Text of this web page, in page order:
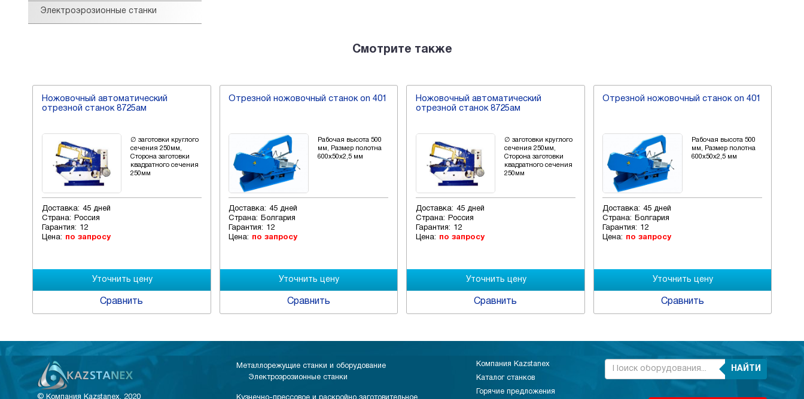
Электроэрозионные станки
Смотрите также
Ножовочный автоматический
отрезной станок 8725ам
∅ заготовки круглого
сечения 250мм,
Сторона заготовки
квадратного сечения
250мм
Доставка: 45 дней
Страна:
Россия
Гарантия: 12
Цена: по запросу
Сравнить
Отрезной ножовочный станок on 401
Рабочая высота 500
мм, Размер полотна
600x50x2,5 мм
Доставка: 45 дней
Страна:
Болгария
Гарантия: 12
Цена: по запросу
Сравнить
Ножовочный автоматический
отрезной станок 8725ам
∅ заготовки круглого
сечения 250мм,
Сторона заготовки
квадратного сечения
250мм
Доставка: 45 дней
Страна:
Россия
Гарантия: 12
Цена: по запросу
Сравнить
Отрезной ножовочный станок on 401
Рабочая высота 500
мм, Размер полотна
600x50x2,5 мм
Доставка: 45 дней
Страна:
Болгария
Гарантия: 12
Цена: по запросу
Сравнить
© Компания Kazstanex, 2020
Металлорежущие станки и оборудование
Электроэрозионные станки
Компания Kazstanex
Каталог станков
Горячие предложения
НАЙТИ